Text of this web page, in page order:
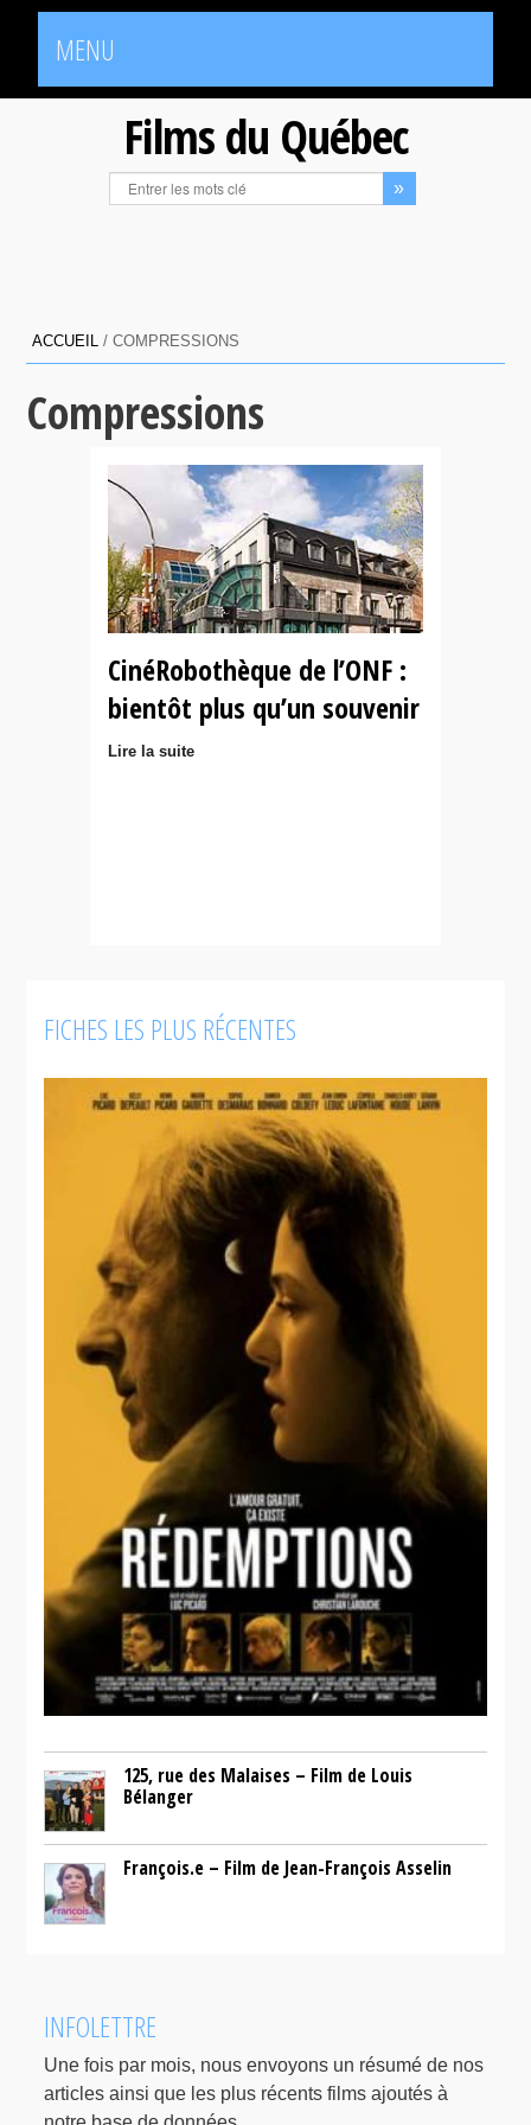
MENU
Films du Québec
ACCUEIL /COMPRESSIONS
Compressions
CinéRobothèque de l’ONF :
bientôt plus qu’un souvenir
Lire la suite
FICHES LES PLUS RÉCENTES
125, rue des Malaises – Film de Louis
Bélanger
François.e – Film de Jean-François Asselin
INFOLETTRE
Une fois par mois, nous envoyons un résumé de nos
articles ainsi que les plus récents films ajoutés à